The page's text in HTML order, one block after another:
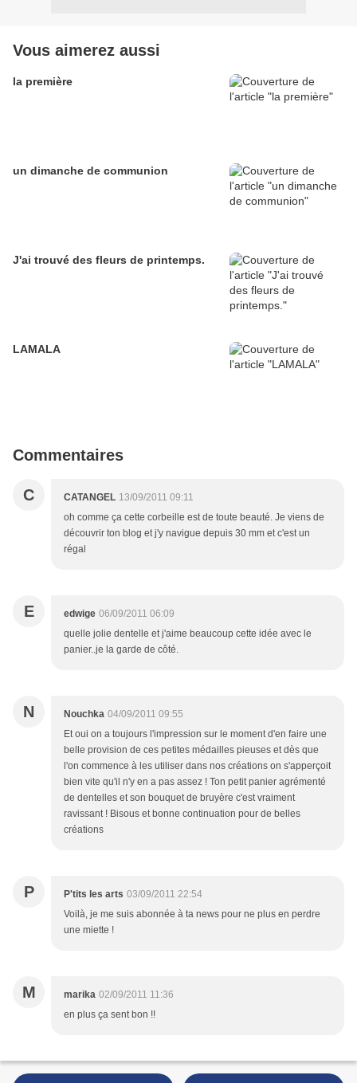
Vous aimerez aussi
la première
un dimanche de communion
J'ai trouvé des fleurs de printemps.
LAMALA
Commentaires
C CATANGEL 13/09/2011 09:11
oh comme ça cette corbeille est de toute beauté. Je viens de
découvrir ton blog et j'y navigue depuis 30 mm et c'est un
régal
E edwige 06/09/2011 06:09
quelle jolie dentelle et j'aime beaucoup cette idée avec le
panier..je la garde de côté.
N Nouchka 04/09/2011 09:55
Et oui on a toujours l'impression sur le moment d'en faire une
belle provision de ces petites médailles pieuses et dès que
l'on commence à les utiliser dans nos créations on s'apperçoit
bien vite qu'il n'y en a pas assez ! Ton petit panier agrémenté
de dentelles et son bouquet de bruyère c'est vraiment
ravissant ! Bisous et bonne continuation pour de belles
créations
P P'tits les arts 03/09/2011 22:54
Voilà, je me suis abonnée à ta news pour ne plus en perdre
une miette !
M marika 02/09/2011 11:36
en plus ça sent bon !!